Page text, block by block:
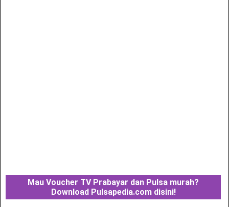
Mau Voucher TV Prabayar dan Pulsa murah?
Download Pulsapedia.com disini!